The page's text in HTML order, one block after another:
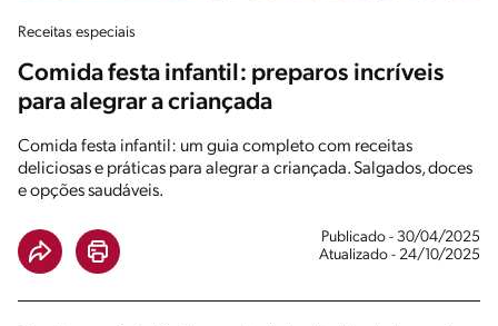
Receitas especiais
Comida festa infantil: preparos incríveis
para alegrar a criançada
Comida festa infantil: um guia completo com receitas
deliciosas e práticas para alegrar a criançada. Salgados, doces
e opções saudáveis.
Publicado - 30/04/2025
Atualizado - 24/10/2025